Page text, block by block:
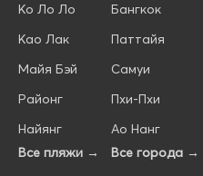
Ко Ло Ло
Као Лак
Майя Бэй
Районг
Найянг
Все пляжи →
Бангкок
Паттайя
Самуи
Пхи-Пхи
Ао Нанг
Все города →